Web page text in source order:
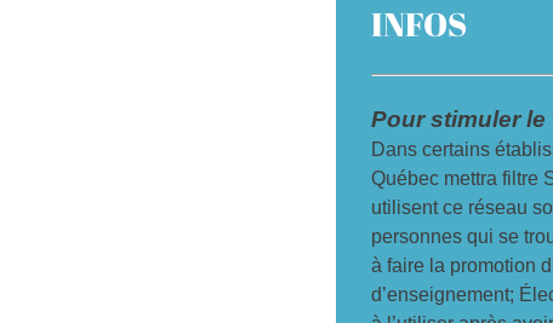
INFOS
Pour stimuler
Dans certains
Québec mettra filtre
utilisent ce réseau
personnes qui se
à faire la promotion
d’enseignement;